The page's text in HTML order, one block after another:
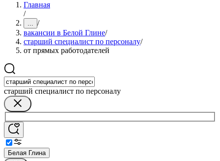
Главная
/
... /
вакансии в Белой Глине/
старший специалист по персоналу/
от прямых работодателей
старший специалист по персоналу
Белая Глина